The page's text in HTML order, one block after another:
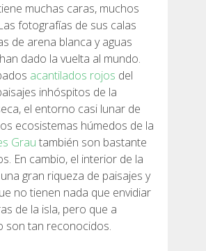
INTERIOR
muchas caras, muchos
fotografías de sus calas
de arena blanca y aguas
dado la vuelta al mundo.
acantilados rojos del
inhóspitos de la
el entorno casi lunar de
ecosistemas húmedos de la
Grau también son bastante
En cambio, el interior de la
gran riqueza de paisajes y
no tienen nada que envidiar
de la isla, pero que a
son tan reconocidos.